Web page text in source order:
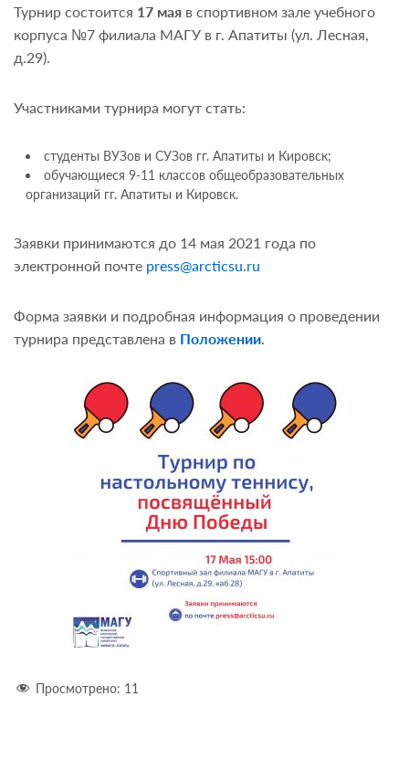
Турнир состоится 17 мая в спортивном зале учебного
корпуса №7 филиала МАГУ в г. Апатиты (ул. Лесная,
д.29).
Участниками турнира могут стать:
студенты ВУЗов и СУЗов гг. Апатиты и Кировск;
обучающиеся 9-11 классов общеобразовательных
организаций гг. Апатиты и Кировск.
Заявки принимаются до 14 мая 2021 года по
электронной почте press@arcticsu.ru
Форма заявки и подробная информация о проведении
турнира представлена в Положении.
Просмотрено: 11